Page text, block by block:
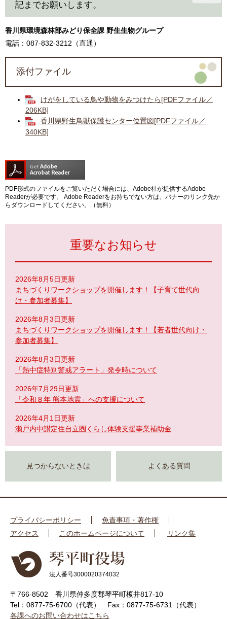
記までお願いします。
香川県環境森林部みどり保全課 野生生物グループ
電話：087-832-3212（直通）
添付ファイル
けがをしている鳥や動物をみつけたら[PDFファイル／
206KB]
香川県野生鳥獣保護センター位置図[PDFファイル／
340KB]
PDF形式のファイルをご覧いただく場合には、Adobe社が提供するAdobe
Readerが必要です。
Adobe Readerをお持ちでない方は、バナーのリンク先か
らダウンロードしてください。（無料）
重要なお知らせ
2026年8月5日更新
まちづくりワークショップを開催します！【子育て世代向
け・参加者募集】
2026年8月3日更新
まちづくりワークショップを開催します！【若者世代向け・
参加者募集】
2026年8月3日更新
「熱中症特別警戒アラート」発令時について
2026年7月29日更新
「令和８年 熊本地震」への支援について
2026年4月1日更新
瀬戸内中讃定住自立圏くらし体験支援事業補助金
見つからないときは よくある質問
プライバシーポリシー
免責事項・著作権
アクセス
このホームページについて リンク集
法人番号3000020374032
〒766-8502 香川県仲多度郡琴平町榎井817-10
Tel：0877-75-6700（代表）
Fax：0877-75-6731（代表）
各課へのお問い合わせはこちら